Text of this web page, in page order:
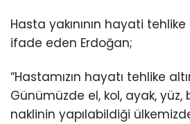
Hasta yakınının hayati
ifade eden Erdoğan;
“Hastamızın hayatı tehlike
Günümüzde el, kol, ayak, yüz,
naklinin yapılabildiği